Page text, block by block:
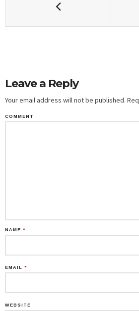
Leave a Reply
Your email address will not be published.
COMMENT
NAME *
EMAIL *
WEBSITE